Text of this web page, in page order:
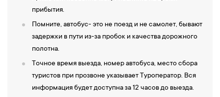
прибытия.
Помните, автобус- это не поезд и не самолет, бывают
задержки в пути из-за пробок и качества дорожного
полотна.
Точное время выезда, номер автобуса, место сбора
туристов при прозвоне указывает Туроператор. Вся
информация будет доступна за 12 часов до выезда.